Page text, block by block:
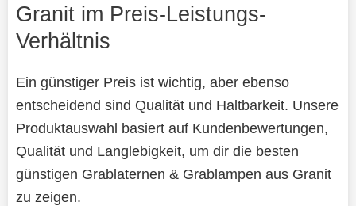
Granit im Preis-Leistungs-
Verhältnis
Ein günstiger Preis ist wichtig, aber ebenso
entscheidend sind Qualität und Haltbarkeit. Unsere
Produktauswahl basiert auf Kundenbewertungen,
Qualität und Langlebigkeit, um dir die besten
günstigen Grablaternen & Grablampen aus Granit
zu zeigen.